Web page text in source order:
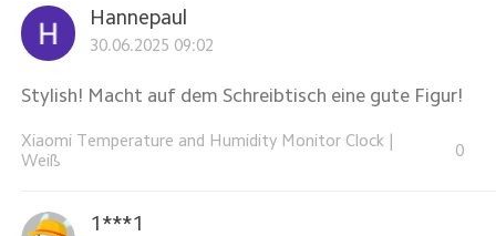
Hannepaul
30.06.2025 09:02
Stylish! Macht auf dem Schreibtisch eine gute Figur!
Xiaomi Temperature and Humidity Monitor Clock
Weiß
0
1***1